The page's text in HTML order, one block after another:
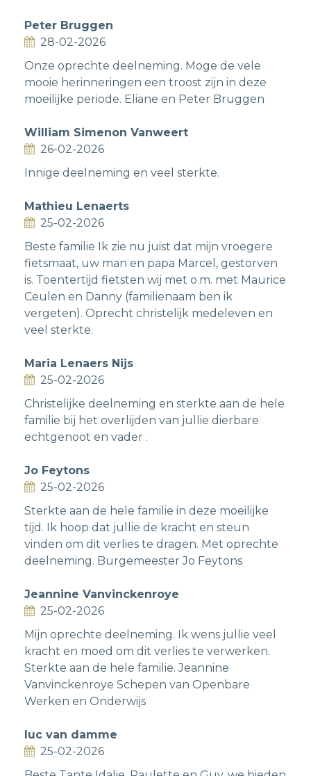
Peter Bruggen
28-02-2026
Onze oprechte deelneming. Moge de vele
mooie herinneringen een troost zijn in deze
moeilijke periode. Eliane en Peter Bruggen
William Simenon Vanweert
26-02-2026
Innige deelneming en veel sterkte.
Mathieu Lenaerts
25-02-2026
Beste familie Ik zie nu juist dat mijn vroegere
fietsmaat, uw man en papa Marcel, gestorven
is. Toentertijd fietsten wij met o.m. met Maurice
Ceulen en Danny (familienaam ben ik
vergeten). Oprecht christelijk medeleven en
veel sterkte.
Maria Lenaers Nijs
25-02-2026
Christelijke deelneming en sterkte aan de hele
familie bij het overlijden van jullie dierbare
echtgenoot en vader .
Jo Feytons
25-02-2026
Sterkte aan de hele familie in deze moeilijke
tijd. Ik hoop dat jullie de kracht en steun
vinden om dit verlies te dragen. Met oprechte
deelneming. Burgemeester Jo Feytons
Jeannine Vanvinckenroye
25-02-2026
Mijn oprechte deelneming. Ik wens jullie veel
kracht en moed om dit verlies te verwerken.
Sterkte aan de hele familie. Jeannine
Vanvinckenroye Schepen van Openbare
Werken en Onderwijs
luc van damme
25-02-2026